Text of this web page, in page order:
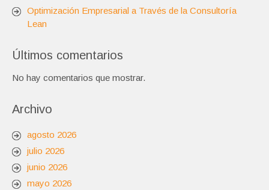
Optimización Empresarial a Través de la Consultoría
Lean
Últimos comentarios
No hay comentarios que mostrar.
Archivo
agosto 2026
julio 2026
junio 2026
mayo 2026